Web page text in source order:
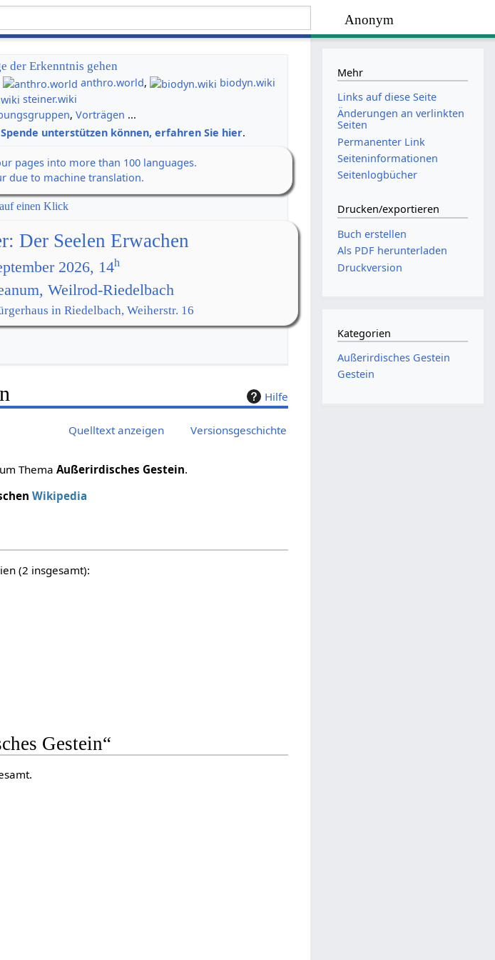
Anonym
der Erkenntnis gehen
anthro.world,
biodyn.wiki
steiner.wiki
,Vorträgen ...
unterstützen können, erfahren Sie hier.
pages into more than 100 languages.
due to machine translation.
einen Klick
Der Seelen Erwachen
2026, 14h
Weilrod-Riedelbach
in Riedelbach, Weiherstr. 16
Hilfe
Quelltext anzeigen Versionsgeschichte
ThemaAußerirdisches Gestein.
Wikipedia
(2 insgesamt):
Gestein“
Mehr
Links auf diese Seite
Änderungen an verlinkten
Seiten
Permanenter Link
Seiten­­informationen
Seitenlogbücher
Drucken/­exportieren
Buch erstellen
Als PDF herunterladen
Druckversion
Kategorien
Außerirdisches Gestein
Gestein